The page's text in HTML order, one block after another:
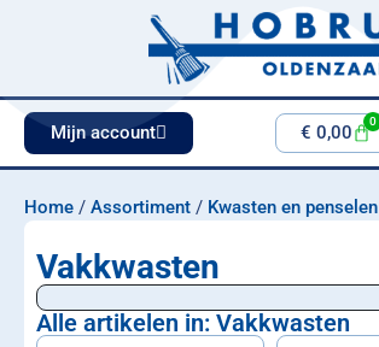
Mijn account € 0,00
0
Home / Assortiment / Kwasten en penselen
Vakkwasten
Alle artikelen in: Vakkwasten